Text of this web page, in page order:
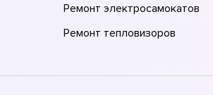
Ремонт электросамокатов
Ремонт тепловизоров